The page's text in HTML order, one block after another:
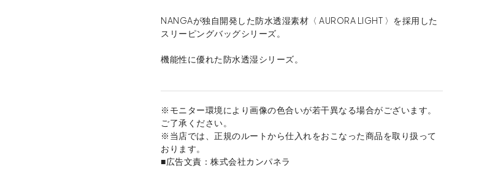
NANGAが独自開発した防水透湿素材〈 AURORA LIGHT 〉を採用した
スリーピングバッグシリーズ。
機能性に優れた防水透湿シリーズ。
※モニター環境により画像の色合いが若干異なる場合がございます。
ご了承ください。
※当店では、正規のルートから仕入れをおこなった商品を取り扱って
おります。
■広告文責：株式会社カンパネラ